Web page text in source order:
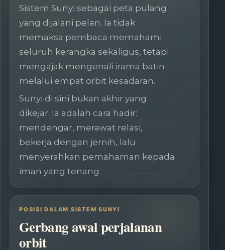
Sistem Sunyi sebagai peta pulang
yang dijalani pelan. Ia tidak
memaksa pembaca memahami
seluruh kerangka sekaligus, tetapi
mengajak mengenali irama batin
melalui empat orbit kesadaran.
Sunyi di sini bukan akhir yang
dikejar. Ia adalah cara hadir:
mendengar, merawat relasi,
bekerja dengan jernih, lalu
menyerahkan pemahaman kepada
iman yang tenang.
POSISI DALAM SISTEM SUNYI
Gerbang awal perjalanan
orbit